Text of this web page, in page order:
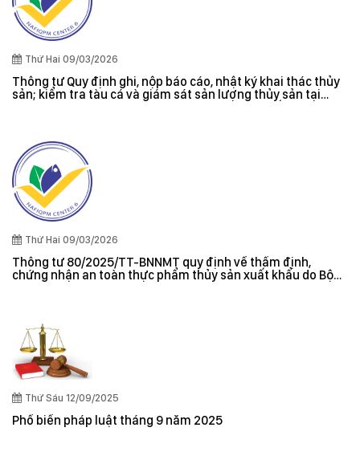
Thứ Hai 09/03/2026
Thông tư Quy định ghi, nộp báo cáo, nhật ký khai thác thủy
sản; kiểm tra tàu cá và giám sát sản lượng thủy sản tại
Thứ Hai 09/03/2026
Thông tư 80/2025/TT-BNNMT quy định về thẩm định,
chứng nhận an toàn thực phẩm thủy sản xuất khẩu do Bộ
Thứ Sáu 12/09/2025
Phổ biến pháp luật tháng 9 năm 2025